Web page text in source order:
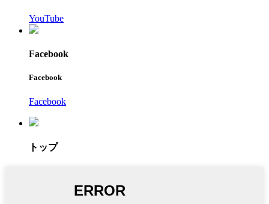
YouTube
Facebook
Facebook
Facebook
トップ